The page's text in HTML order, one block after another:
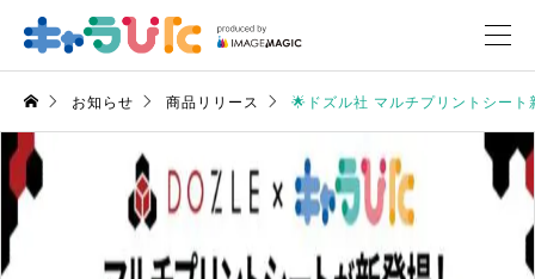
お知らせ 商品リリース 🌟ドズル社 マルチプリントシート